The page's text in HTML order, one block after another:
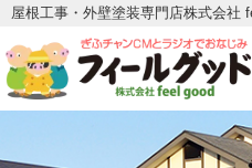
屋根工事・外壁塗装専門店株式会社